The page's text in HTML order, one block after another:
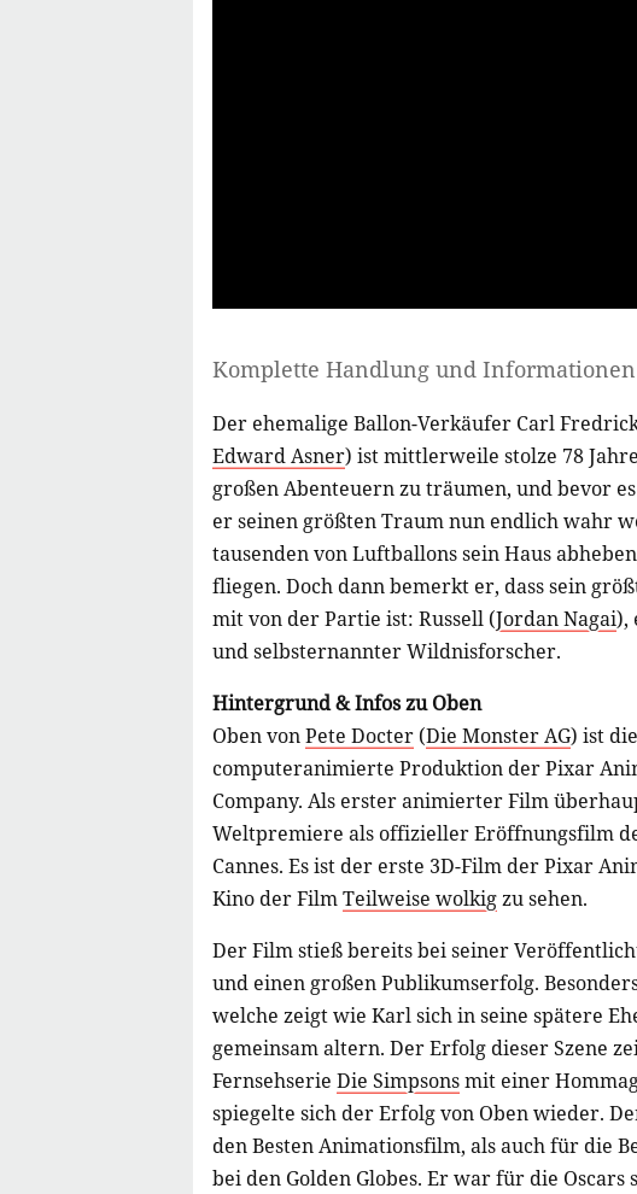
Komplette Handlung und
Der ehemalige Ballon-Verkäufer Carl
Edward Asner) ist mittlerweile stolze 78
großen Abenteuern zu träumen, und bevor
er seinen größten Traum nun endlich wahr
tausenden von Luftballons sein Haus
fliegen. Doch dann bemerkt er, dass sein
mit von der Partie ist: Russell (Jordan Nagai),
und selbsternannter Wildnisforscher.
Hintergrund & Infos zu Oben
Oben vonPete Docter (Die Monster AG) ist
computeranimierte Produktion der Pixar
Company. Als erster animierter Film
Weltpremiere als offizieller Eröffnungsfilm
Cannes. Es ist der erste 3D-Film der Pixar
Kino der FilmTeilweise wolkigzu sehen.
Der Film stieß bereits bei seiner
und einen großen Publikumserfolg.
welche zeigt wie Karl sich in seine spätere
gemeinsam altern. Der Erfolg dieser Szene
Fernsehserie Die Simpsonsmit einer
spiegelte sich der Erfolg von Oben wieder.
den Besten Animationsfilm, als auch für die
bei den Golden Globes. Er war für die